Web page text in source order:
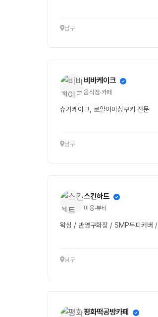
남구
비바케이크
음식점·카페
슈가케이크, 로얄아이싱쿠키 전문
남구
스킨하트
미용·뷰티
왁싱 / 반영구화장 / SMP두피커버 /
남구
평화떡공방카페